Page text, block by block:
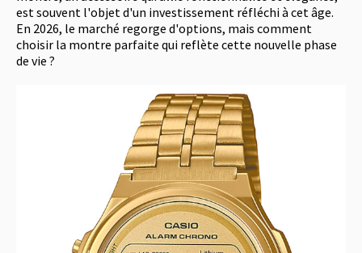
est souvent l'objet d'un investissement réfléchi à cet âge.
En 2026, le marché regorge d'options, mais comment
choisir la montre parfaite qui reflète cette nouvelle phase
de vie ?